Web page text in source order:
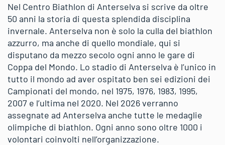
Nel Centro Biathlon di Anterselva si scrive da oltre
50 anni la storia di questa splendida disciplina
invernale. Anterselva non è solo la culla del biathlon
azzurro, ma anche di quello mondiale, qui si
disputano da mezzo secolo ogni anno le gare di
Coppa del Mondo. Lo stadio di Anterselva è l’unico in
tutto il mondo ad aver ospitato ben sei edizioni dei
Campionati del mondo, nel 1975, 1976, 1983, 1995,
2007 e l’ultima nel 2020. Nel 2026 verranno
assegnate ad Anterselva anche tutte le medaglie
olimpiche di biathlon. Ogni anno sono oltre 1000 i
volontari coinvolti nell’organizzazione.